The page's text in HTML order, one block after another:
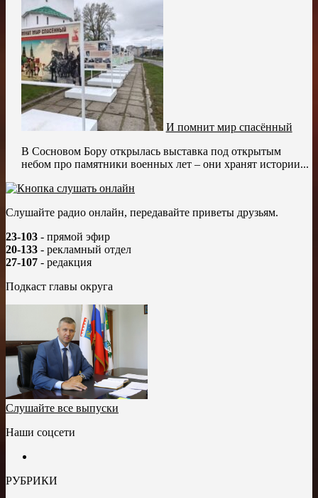
И помнит мир спасённый
В Сосновом Бору открылась выставка под открытым
небом про памятники военных лет – они хранят истории...
Слушайте радио онлайн, передавайте приветы друзьям.
23-103 - прямой эфир
20-133 - рекламный отдел
27-107 - редакция
Подкаст главы округа
Слушайте все выпуски
Наши соцсети
РУБРИКИ